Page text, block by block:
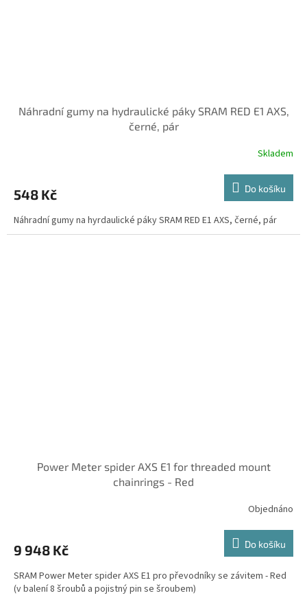
Náhradní gumy na hydraulické páky SRAM RED E1 AXS,
černé, pár
Skladem
548 Kč Do košíku
Náhradní gumy na hyrdaulické páky SRAM RED E1 AXS, černé, pár
Power Meter spider AXS E1 for threaded mount
chainrings - Red
Objednáno
9 948 Kč Do košíku
SRAM Power Meter spider AXS E1 pro převodníky se závitem - Red
(v balení 8 šroubů a pojistný pin se šroubem)